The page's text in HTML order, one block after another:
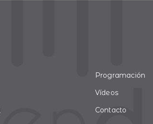
Programación
Vídeos
Contacto